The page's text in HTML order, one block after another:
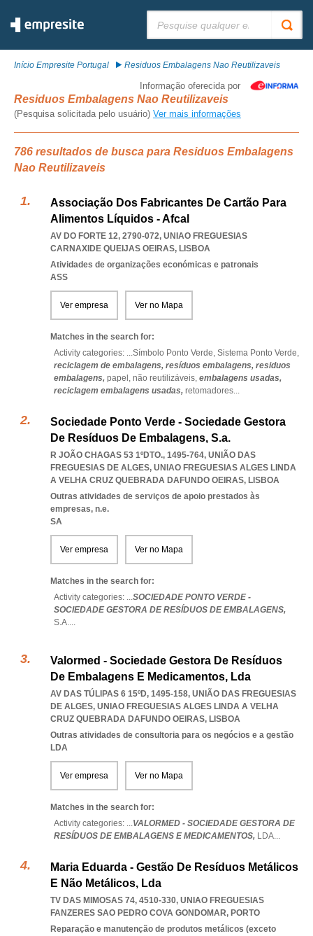
Início Empresite Portugal Residuos Embalagens Nao Reutilizaveis
Informação oferecida por
Residuos Embalagens Nao Reutilizaveis
(Pesquisa solicitada pelo usuário) Ver mais informações
786 resultados de busca para Residuos Embalagens
Nao Reutilizaveis
Associação Dos Fabricantes De Cartão Para
Alimentos Líquidos - Afcal
AV DO FORTE 12, 2790-072, UNIAO FREGUESIAS
CARNAXIDE QUEIJAS OEIRAS, LISBOA
Atividades de organizações económicas e patronais
ASS
Ver empresa Ver no Mapa
Matches in the search for:
Activity categories: ...Símbolo Ponto Verde, Sistema Ponto Verde,
reciclagem de embalagens, resíduos embalagens, residuos
embalagens, papel, não reutilizáveis, embalagens usadas,
reciclagem embalagens usadas, retomadores...
Sociedade Ponto Verde - Sociedade Gestora
De Resíduos De Embalagens, S.a.
R JOÃO CHAGAS 53 1ºDTO., 1495-764, UNIÃO DAS
FREGUESIAS DE ALGES, UNIAO FREGUESIAS ALGES LINDA
A VELHA CRUZ QUEBRADA DAFUNDO OEIRAS, LISBOA
Outras atividades de serviços de apoio prestados às
empresas, n.e.
SA
Ver empresa Ver no Mapa
Matches in the search for:
Activity categories: ...SOCIEDADE PONTO VERDE -
SOCIEDADE GESTORA DE RESÍDUOS DE EMBALAGENS,
S.A....
Valormed - Sociedade Gestora De Resíduos
De Embalagens E Medicamentos, Lda
AV DAS TÚLIPAS 6 15ºD, 1495-158, UNIÃO DAS FREGUESIAS
DE ALGES, UNIAO FREGUESIAS ALGES LINDA A VELHA
CRUZ QUEBRADA DAFUNDO OEIRAS, LISBOA
Outras atividades de consultoria para os negócios e a gestão
LDA
Ver empresa Ver no Mapa
Matches in the search for:
Activity categories: ...VALORMED - SOCIEDADE GESTORA DE
RESÍDUOS DE EMBALAGENS E MEDICAMENTOS, LDA...
Maria Eduarda - Gestão De Resíduos Metálicos
E Não Metálicos, Lda
TV DAS MIMOSAS 74, 4510-330, UNIAO FREGUESIAS
FANZERES SAO PEDRO COVA GONDOMAR, PORTO
Reparação e manutenção de produtos metálicos (exceto